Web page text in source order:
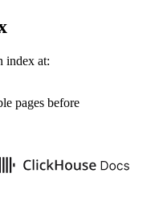
index at:
pages before